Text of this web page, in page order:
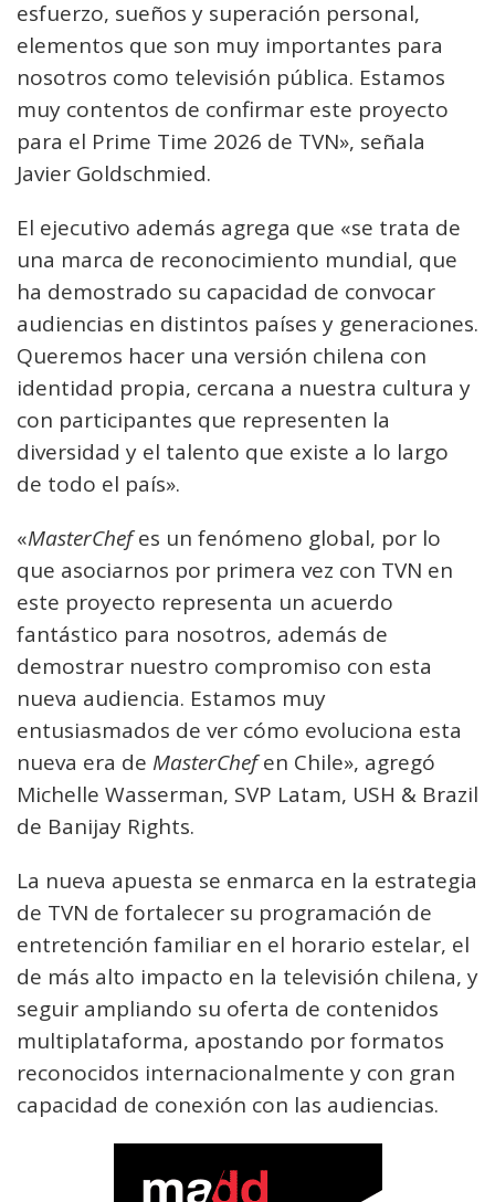
esfuerzo, sueños y superación personal,
elementos que son muy importantes para
nosotros como televisión pública. Estamos
muy contentos de confirmar este proyecto
para el Prime Time 2026 de TVN», señala
Javier Goldschmied.
El ejecutivo además agrega que «se trata de
una marca de reconocimiento mundial, que
ha demostrado su capacidad de convocar
audiencias en distintos países y generaciones.
Queremos hacer una versión chilena con
identidad propia, cercana a nuestra cultura y
con participantes que representen la
diversidad y el talento que existe a lo largo
de todo el país».
«MasterChefes un fenómeno global, por lo
que asociarnos por primera vez con TVN en
este proyecto representa un acuerdo
fantástico para nosotros, además de
demostrar nuestro compromiso con esta
nueva audiencia. Estamos muy
entusiasmados de ver cómo evoluciona esta
nueva era de MasterChefen Chile», agregó
Michelle Wasserman, SVP Latam, USH & Brazil
de Banijay Rights.
La nueva apuesta se enmarca en la estrategia
de TVN de fortalecer su programación de
entretención familiar en el horario estelar, el
de más alto impacto en la televisión chilena, y
seguir ampliando su oferta de contenidos
multiplataforma, apostando por formatos
reconocidos internacionalmente y con gran
capacidad de conexión con las audiencias.